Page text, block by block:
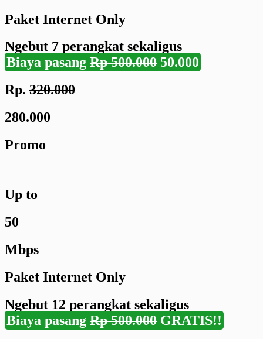
Paket Internet Only
Ngebut 7 perangkat sekaligus
Biaya pasang Rp 500.000 50.000
Rp. 320.000
280.000
Promo
Up to
50
Mbps
Paket Internet Only
Ngebut 12 perangkat sekaligus
Biaya pasang Rp 500.000 GRATIS!!